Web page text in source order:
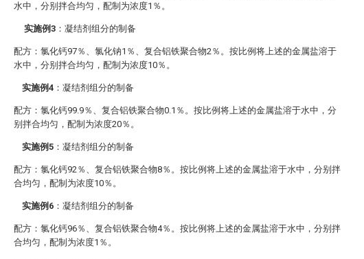
水中，分别拌合均匀，配制为浓度1％。
实施例3 ：凝结剂组分的制备
配方：氯化钙97％、氯化钠1％、复合铝铁聚合物2％。按比例将上述的金属盐溶于
水中，分别拌合均匀，配制为浓度10％。
实施例4 ：凝结剂组分的制备
配方：氯化钙99.9％、复合铝铁聚合物0.1％。按比例将上述的金属盐溶于水中，分
别拌合均匀，配制为浓度20％。
实施例5 ：凝结剂组分的制备
配方：氯化钙92％、复合铝铁聚合物8％。按比例将上述的金属盐溶于水中，分别拌
合均匀，配制为浓度10％。
实施例6 ：凝结剂组分的制备
配方：氯化钙96％、复合铝铁聚合物4％。按比例将上述的金属盐溶于水中，分别拌
合均匀，配制为浓度1％。